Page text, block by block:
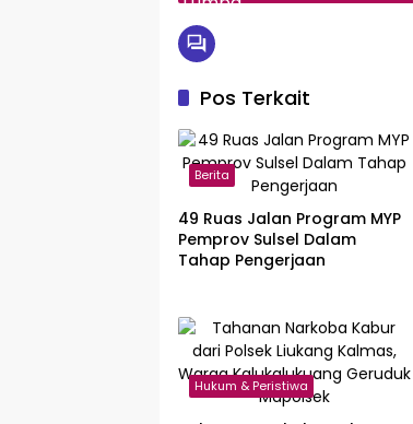
Pos Terkait
Berita
49 Ruas Jalan Program MYP
Pemprov Sulsel Dalam
Tahap Pengerjaan
Hukum & Peristiwa